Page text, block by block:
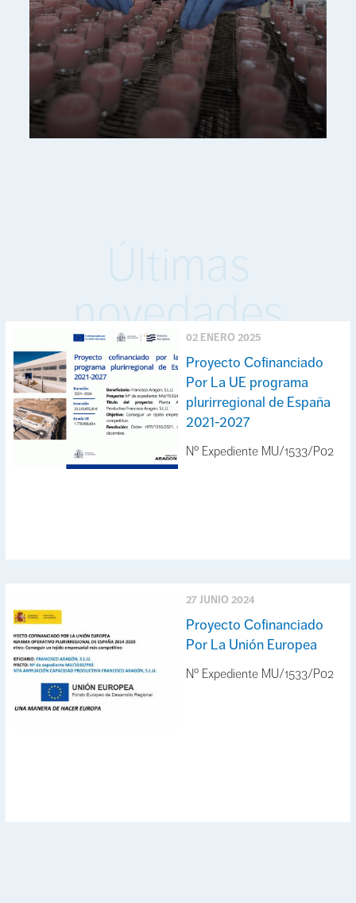
novedades
02 ENERO 2025
Proyecto Cofinanciado
Por La UE programa
plurirregional de España
2021-2027
Nº Expediente MU/1533/P02
27 JUNIO 2024
Proyecto Cofinanciado
Por La Unión Europea
Nº Expediente MU/1533/P02